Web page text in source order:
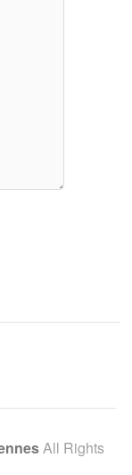
All Rights